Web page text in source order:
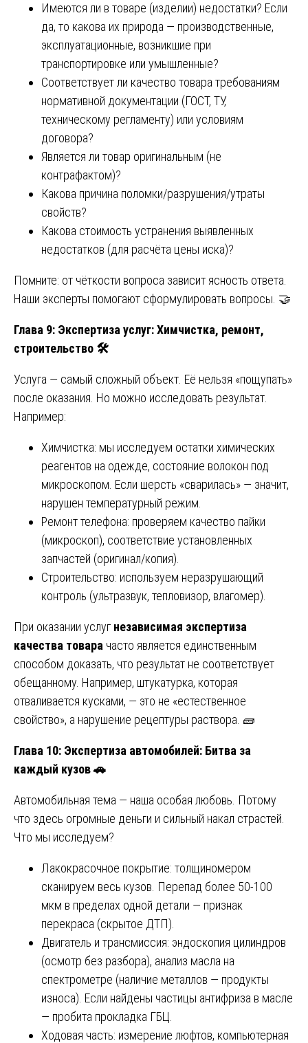
Имеются ли в товаре (изделии) недостатки? Если
да, то какова их природа — производственные,
эксплуатационные, возникшие при
транспортировке или умышленные?
Соответствует ли качество товара требованиям
нормативной документации (ГОСТ, ТУ,
техническому регламенту) или условиям
договора?
Является ли товар оригинальным (не
контрафактом)?
Какова причина поломки/разрушения/утраты
свойств?
Какова стоимость устранения выявленных
недостатков (для расчёта цены иска)?
Помните: от чёткости вопроса зависит ясность ответа.
Наши эксперты помогают сформулировать вопросы. 🤝
Глава 9: Экспертиза услуг: Химчистка, ремонт,
строительство 🛠
Услуга — самый сложный объект. Её нельзя «пощупать»
после оказания. Но можно исследовать результат.
Например:
Химчистка: мы исследуем остатки химических
реагентов на одежде, состояние волокон под
микроскопом. Если шерсть «сварилась» — значит,
нарушен температурный режим.
Ремонт телефона: проверяем качество пайки
(микроскоп), соответствие установленных
запчастей (оригинал/копия).
Строительство: используем неразрушающий
контроль (ультразвук, тепловизор, влагомер).
При оказании услуг независимая экспертиза
качества товара часто является единственным
способом доказать, что результат не соответствует
обещанному. Например, штукатурка, которая
отваливается кусками, — это не «естественное
свойство», а нарушение рецептуры раствора. 🧱
Глава 10: Экспертиза автомобилей: Битва за
каждый кузов🚗
Автомобильная тема — наша особая любовь. Потому
что здесь огромные деньги и сильный накал страстей.
Что мы исследуем?
Лакокрасочное покрытие: толщиномером
сканируем весь кузов. Перепад более 50-100
мкм в пределах одной детали — признак
перекраса (скрытое ДТП).
Двигатель и трансмиссия: эндоскопия цилиндров
(осмотр без разбора), анализ масла на
спектрометре (наличие металлов — продукты
износа). Если найдены частицы антифриза в масле
— пробита прокладка ГБЦ.
Ходовая часть: измерение люфтов, компьютерная